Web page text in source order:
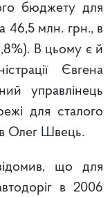
бюджету для
46,5 млн. грн., в
В цьому є й
Євгена
управлінець
для сталого
Олег Швець.
що для
в 2006